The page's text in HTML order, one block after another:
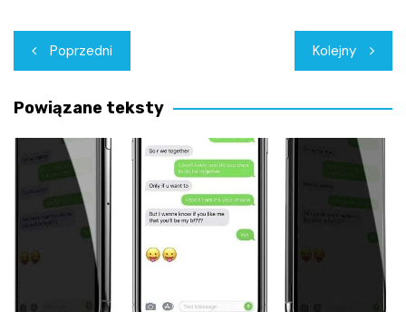
Nawigacja
wpisu
Poprzedni Kolejny
Powiązane teksty